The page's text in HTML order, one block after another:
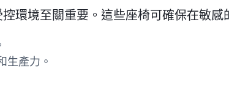
環境至關重要。這些座椅可確保在敏感
生產力。